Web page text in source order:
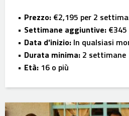
Prezzo: €2,195 per 2
Settimane aggiuntive: €345
Data d'inizio: In qualsiasi
Durata minima: 2 settimane
Età: 16 o più